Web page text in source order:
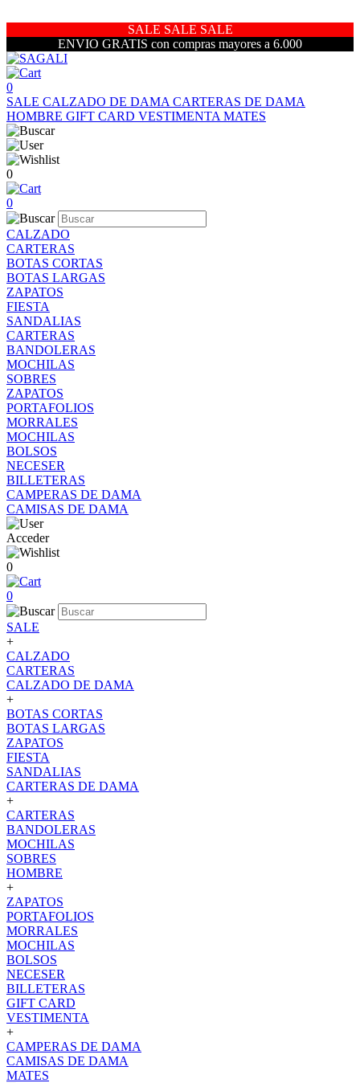
SALE SALE SALE
ENVIO GRATIS con compras mayores a 6.000
0
SALE CALZADO DE DAMA CARTERAS DE DAMA
HOMBRE GIFT CARD VESTIMENTA MATES
0
0
CALZADO
CARTERAS
BOTAS CORTAS
BOTAS LARGAS
ZAPATOS
FIESTA
SANDALIAS
CARTERAS
BANDOLERAS
MOCHILAS
SOBRES
ZAPATOS
PORTAFOLIOS
MORRALES
MOCHILAS
BOLSOS
NECESER
BILLETERAS
CAMPERAS DE DAMA
CAMISAS DE DAMA
Acceder
0
0
SALE
+
CALZADO
CARTERAS
CALZADO DE DAMA
+
BOTAS CORTAS
BOTAS LARGAS
ZAPATOS
FIESTA
SANDALIAS
CARTERAS DE DAMA
+
CARTERAS
BANDOLERAS
MOCHILAS
SOBRES
HOMBRE
+
ZAPATOS
PORTAFOLIOS
MORRALES
MOCHILAS
BOLSOS
NECESER
BILLETERAS
GIFT CARD
VESTIMENTA
+
CAMPERAS DE DAMA
CAMISAS DE DAMA
MATES